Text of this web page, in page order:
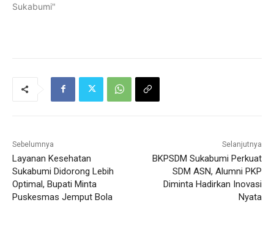
Sukabumi"
Sebelumnya
Layanan Kesehatan
Sukabumi Didorong Lebih
Optimal, Bupati Minta
Puskesmas Jemput Bola
Selanjutnya
BKPSDM Sukabumi Perkuat
SDM ASN, Alumni PKP
Diminta Hadirkan Inovasi
Nyata